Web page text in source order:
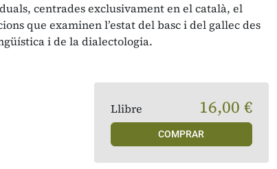
centrades exclusivament en el català, el
que examinen l’estat del basc i del gallec des
i de la dialectologia.
Llibre 16,00 €
COMPRAR